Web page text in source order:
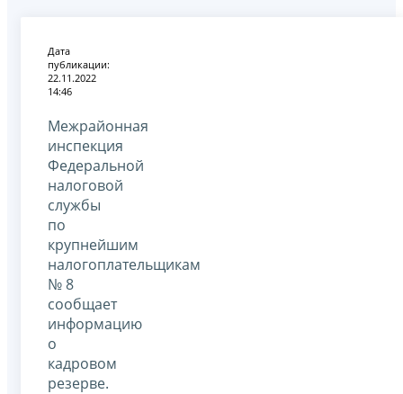
Дата
публикации:
22.11.2022
14:46
Межрайонная
инспекция
Федеральной
налоговой
службы
по
крупнейшим
налогоплательщикам
№ 8
сообщает
информацию
о
кадровом
резерве.